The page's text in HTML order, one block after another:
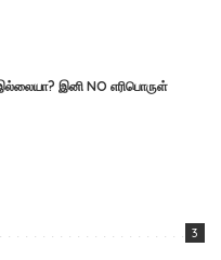
இனி NO எரிபொருள்
3